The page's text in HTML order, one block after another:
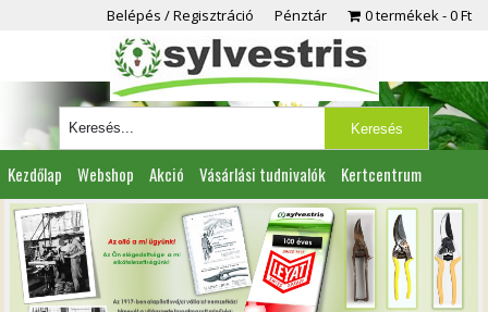
Belépés / Regisztráció Pénztár 0 termékek 0 Ft
Kezdőlap Webshop Akció Vásárlási tudnivalók Kertcentrum
Viszonteladóknak Partnereink Kapcsolat